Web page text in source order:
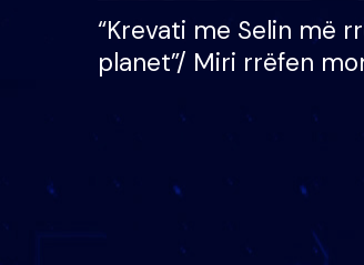
“Krevati me Selin më
planet”/ Miri rrëfen
mungojë zilja e